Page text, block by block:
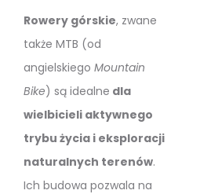
Rowery górskie, zwane
także MTB (od
angielskiego Mountain
Bike) są idealne dla
wielbicieli aktywnego
trybu życia i eksploracji
naturalnych terenów.
Ich budowa pozwala na